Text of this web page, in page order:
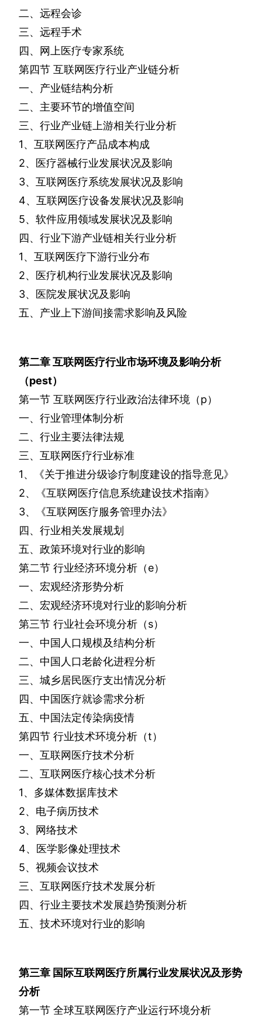
二、远程会诊
三、远程手术
四、网上医疗专家系统
第四节 互联网医疗行业产业链分析
一、产业链结构分析
二、主要环节的增值空间
三、行业产业链上游相关行业分析
1、互联网医疗产品成本构成
2、医疗器械行业发展状况及影响
3、互联网医疗系统发展状况及影响
4、互联网医疗设备发展状况及影响
5、软件应用领域发展状况及影响
四、行业下游产业链相关行业分析
1、互联网医疗下游行业分布
2、医疗机构行业发展状况及影响
3、医院发展状况及影响
五、产业上下游间接需求影响及风险
第二章互联网医疗行业市场环境及影响分析
（pest）
第一节 互联网医疗行业政治法律环境（p）
一、行业管理体制分析
二、行业主要法律法规
三、互联网医疗行业标准
1、《关于推进分级诊疗制度建设的指导意见》
2、《互联网医疗信息系统建设技术指南》
3、《互联网医疗服务管理办法》
四、行业相关发展规划
五、政策环境对行业的影响
第二节 行业经济环境分析（e）
一、宏观经济形势分析
二、宏观经济环境对行业的影响分析
第三节 行业社会环境分析（s）
一、中国人口规模及结构分析
二、中国人口老龄化进程分析
三、城乡居民医疗支出情况分析
四、中国医疗就诊需求分析
五、中国法定传染病疫情
第四节 行业技术环境分析（t）
一、互联网医疗技术分析
二、互联网医疗核心技术分析
1、多媒体数据库技术
2、电子病历技术
3、网络技术
4、医学影像处理技术
5、视频会议技术
三、互联网医疗技术发展分析
四、行业主要技术发展趋势预测分析
五、技术环境对行业的影响
第三章 国际互联网医疗所属行业发展状况及形势
分析
第一节 全球互联网医疗产业运行环境分析